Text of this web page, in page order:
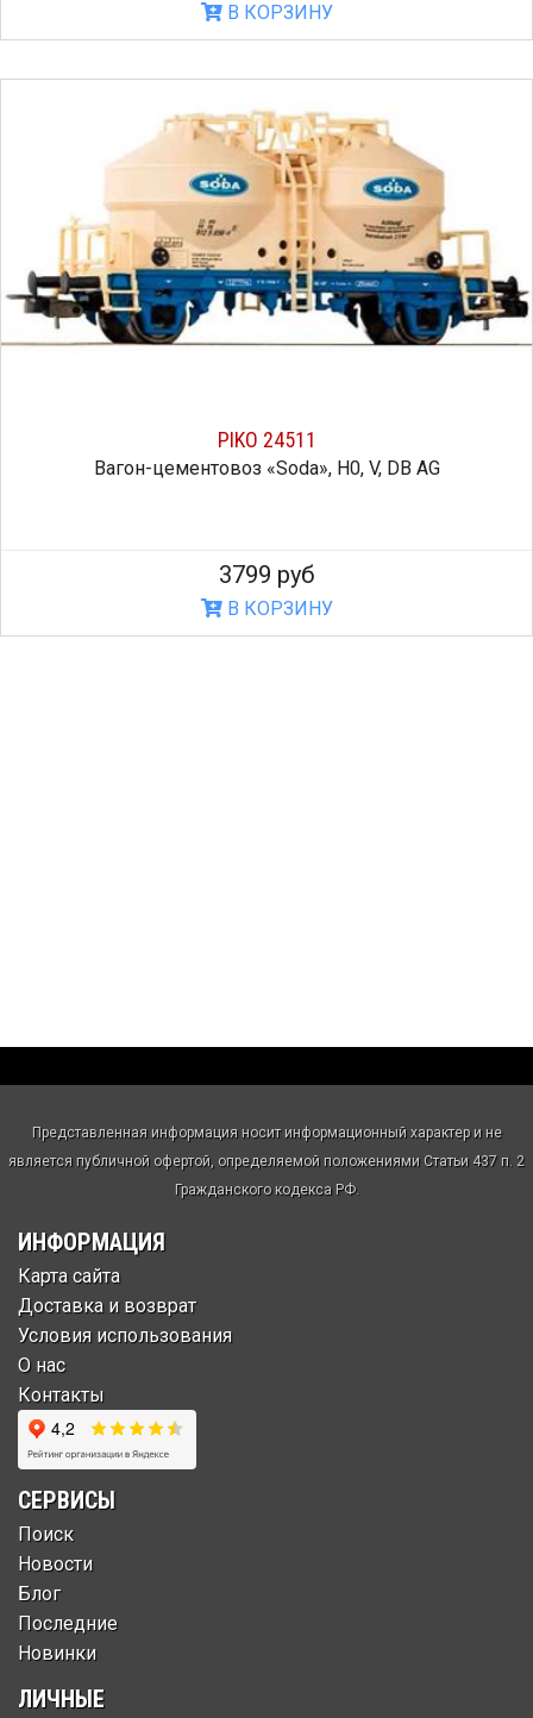
В КОРЗИНУ
PIKO 24511
Вагон-цементовоз «Soda», H0, V, DB AG
3799 руб
В КОРЗИНУ
Представленная информация носит информационный характер и не
является публичной офертой, определяемой положениями Статьи 437 п. 2
Гражданского кодекса РФ.
ИНФОРМАЦИЯ
Карта сайта
Доставка и возврат
Условия использования
О нас
Контакты
СЕРВИСЫ
Поиск
Новости
Блог
Последние
Новинки
ЛИЧНЫЕ